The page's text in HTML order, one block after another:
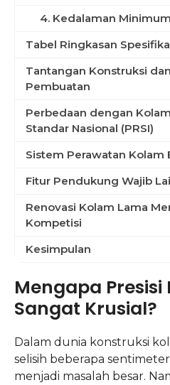
4. Kedalaman
Tabel Ringkasan
Tantangan Konstruksi
Pembuatan
Perbedaan dengan
Standar Nasional (PRSI)
Sistem Perawatan
Fitur Pendukung Wajib
Renovasi Kolam Lama
Kompetisi
Kesimpulan
Mengapa Presisi
Sangat Krusial?
Dalam dunia konstruksi
selisih beberapa
menjadi masalah besar.